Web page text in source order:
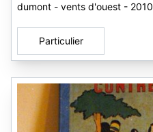
dumont - vents d'ouest - 2010
Particulier